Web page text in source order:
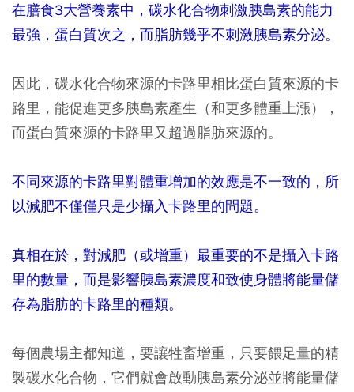
在膳食3大營養素中，碳水化合物刺激胰島素的能力
最強，蛋白質次之，而脂肪幾乎不刺激胰島素分泌。
因此，碳水化合物來源的卡路里相比蛋白質來源的卡
路里，能促進更多胰島素產生（和更多體重上漲），
而蛋白質來源的卡路里又超過脂肪來源的。
不同來源的卡路里對體重增加的效應是不一致的，所
以減肥不僅僅只是少攝入卡路里的問題。
真相在於，對減肥（或增重）最重要的不是攝入卡路
里的數量，而是影響胰島素濃度和致使身體將能量儲
存為脂肪的卡路里的種類。
每個農場主都知道，要讓牲畜增重，只要餵足量的精
製碳水化合物，它們就會啟動胰島素分泌並將能量儲